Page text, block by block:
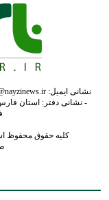
- نشانی دفتر: استان
کلیه حقوق محفوظ